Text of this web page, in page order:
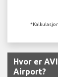
Hvor er
Airport?